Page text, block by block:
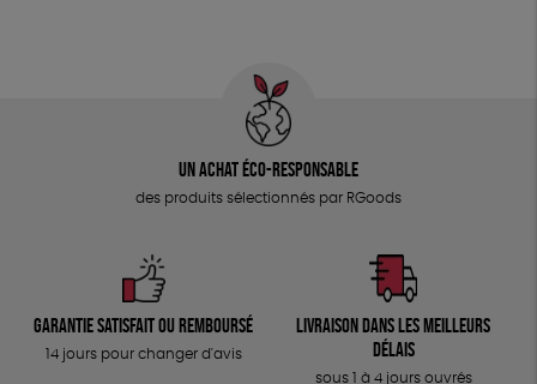
Un achat éco-responsable
des produits sélectionnés par RGoods
Garantie satisfait ou remboursé
14 jours pour changer d'avis
Livraison dans les meilleurs
délais
sous 1 à 4 jours ouvrés